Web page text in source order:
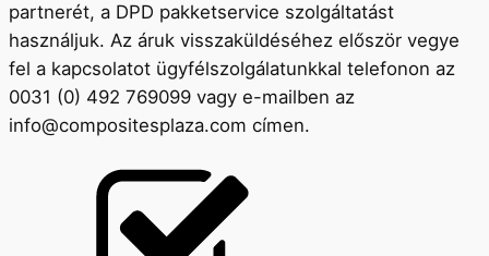
partnerét, a DPD pakketservice szolgáltatást
használjuk. Az áruk visszaküldéséhez először vegye
fel a kapcsolatot ügyfélszolgálatunkkal telefonon az
0031 (0) 492 769099 vagy e-mailben az
info@compositesplaza.com címen.